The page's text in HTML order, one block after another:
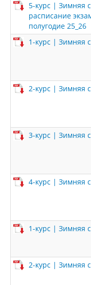
5-курс | Зимняя
расписание
полугодие 25_26
1-курс | Зимняя
2-курс | Зимняя
3-курс | Зимняя
4-курс | Зимняя
1-курс | Зимняя
2-курс | Зимняя